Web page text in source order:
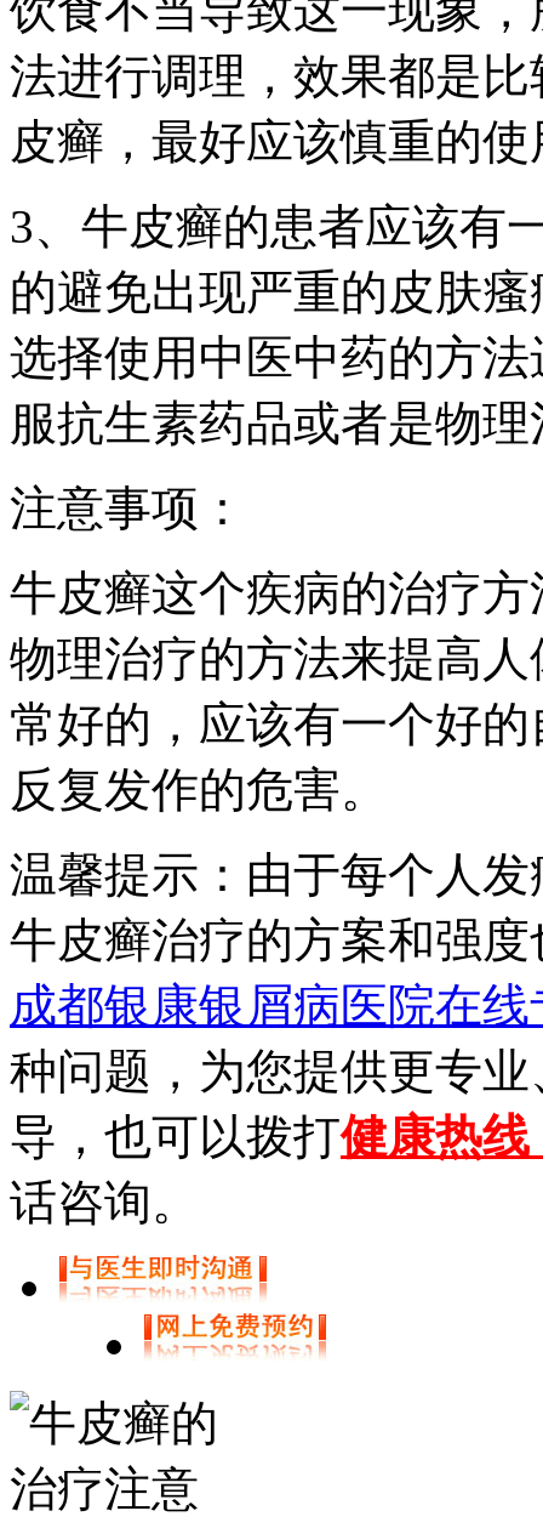
法进行调理，效果都是
皮癣，最好应该慎重的
3、牛皮癣的患者应该有
的避免出现严重的皮肤
选择使用中医中药的方
服抗生素药品或者是物
注意事项：
牛皮癣这个疾病的治疗
物理治疗的方法来提高
常好的，应该有一个好
反复发作的危害。
温馨提示：由于每个人
牛皮癣治疗的方案和强
成都银康银屑病医院在线
种问题，为您提供更专
导，也可以拨打健康热线
话咨询。